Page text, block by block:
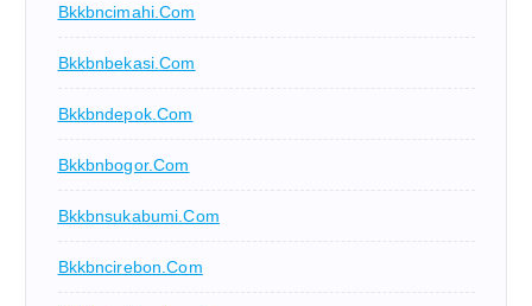
Bkkbncimahi.com
Bkkbnbekasi.com
Bkkbndepok.com
Bkkbnbogor.com
Bkkbnsukabumi.com
Bkkbncirebon.com